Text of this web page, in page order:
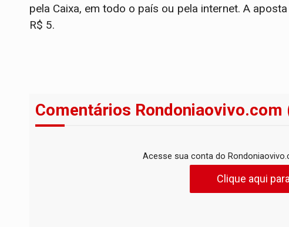
pela Caixa, em todo o país ou pela internet. A
R$ 5.
Comentários Rondoniaovivo.com
Acesse sua conta do
Clique aqui